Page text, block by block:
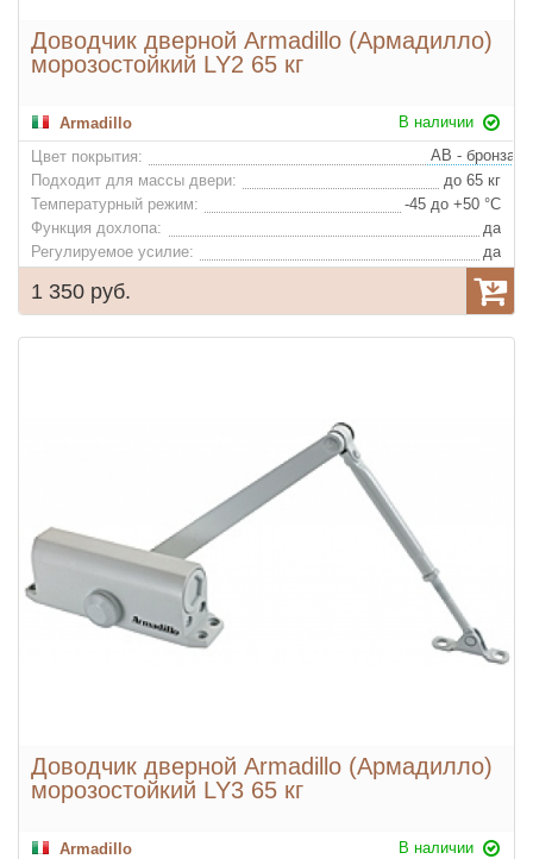
Доводчик дверной Armadillo (Армадилло)
морозостойкий LY2 65 кг
Armadillo
В наличии
Цвет покрытия:
Подходит для массы двери:
до 65 кг
Температурный режим:
-45 до +50 °С
Функция дохлопа:
да
Регулируемое усилие:
да
1 350 руб.
Доводчик дверной Armadillo (Армадилло)
морозостойкий LY3 65 кг
Armadillo
В наличии